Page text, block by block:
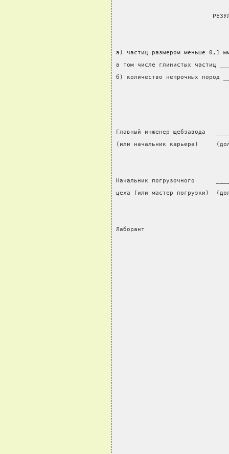
а) частиц размером меньше 0,1 мм
в том числе глинистых частиц
б) количество непрочных пород
Главный инженер щебзавода
(или начальник карьера)
Начальник погрузочного
цеха (или мастер погрузки)
Лаборант